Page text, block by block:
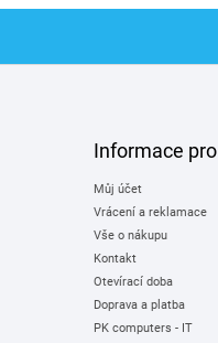
Informace
Můj účet
Vrácení a reklamace
Vše o nákupu
Kontakt
Otevírací doba
Doprava a platba
PK computers - IT